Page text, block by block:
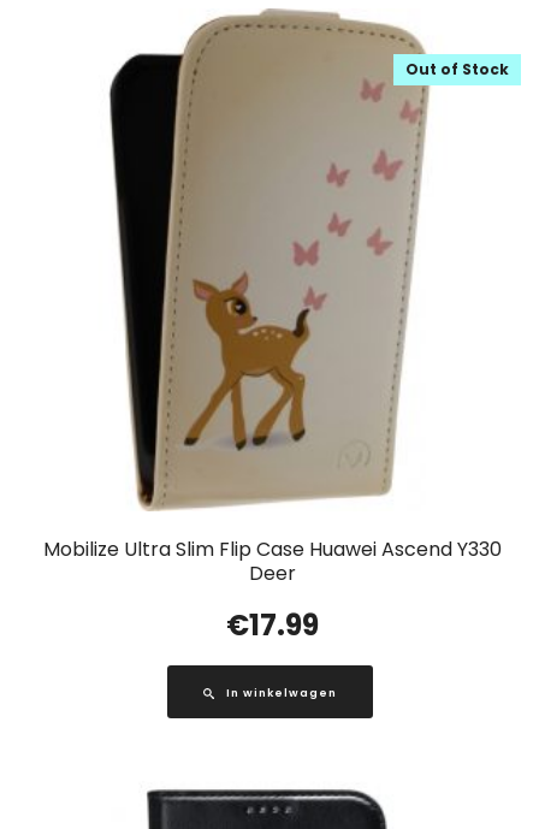
Mobilize Ultra Slim Flip Case Huawei Ascend Y330
Deer
Out of Stock
€17.99
In winkelwagen